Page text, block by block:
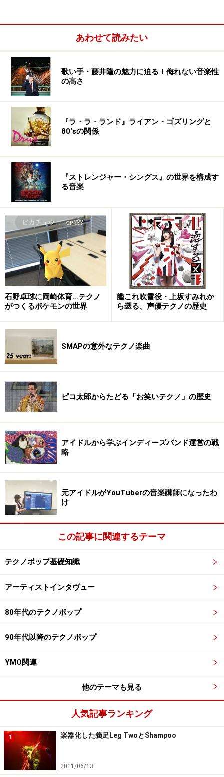
MELTING MOMENT
SHYNESS(amazon.co.jp)
Shyness
Mr. Polyglot Remix(amazon.co.jp)
Mr. Polyglot Remix
nOrikO :
nOrikO
Momusの1987年に発表されたアルバム『The Poison
Boyfriend』の中の「Murderers, The Hope Of Women」と
いう曲にノックアウトされたのです。その当時、The
Smithsを中心とした、ネオアコという音楽ジャンルが好
きでした。Momusとは、全く知り合いではなかったので
すが、Momusのファンの方が、彼に私のCDをプレゼン
トしてくださり、気にいってくれてその後Momusからレ
コード会社へラヴコールが届いたのです。1992年の秋に
ロンドンで初めて彼と会い、その時にはもう
『Shyness』のデモテープが5曲位できあがっていまし
た。まだ、レコード会社との契約も決まっていなかった
ので、エンドルフィンで続投するか、日本コロムビアに
移籍するか、という悩みもありました。
アコースティックからクラブミュージック
へ
ガイド：
てっきりタイトル曲と思っていましたが、アルバムに収
話をデビュー時に戻しますが、デビュー・アルバム
『POiSON GiRL FRiENDS』を発表されたのは、1991年。
この世界に入っていこうと思われた理由をお聞かせくだ
さい。
あわせて読みたい
歌い手・藤井隆の魅力に迫る！侮れない音楽性
の高さ
『ラ・ラ・ランド』ライアン・ゴズリングと
80'sの関係
『ストレンジャー・シングス』の世界を構成す
る音楽
石野卓球に岡崎体育…テクノ
がつくるポケモンの世界
艦これ吹雪役・上坂すみれか
ら遡る、声優テクノの歴史
SMAPの意外なテクノ楽曲
ピコ太郎からたどる「お笑いテクノ」の歴史
アイドルから学ぶインディーズバンド運営の戦
略
元アイドルがYouTuberの音楽講師になったわ
け
この記事に関連するテーマ
テクノポップ基礎知識
アーティストインタヴュー
80年代のテクノポップ
90年代以降のテクノポップ
YMO関連
他のテーマも見る
人気記事ランキング
1 楽器化した義足Leg TwoとShampoo
2011/06/13